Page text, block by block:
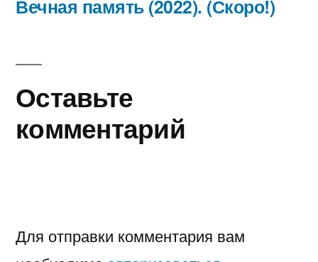
запись:
Вечная память (2022). (Скоро!)
Оставьте
комментарий
Для отправки комментария вам